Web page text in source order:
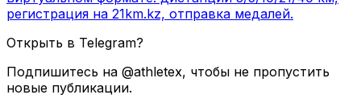
регистрация на 21km.kz, отправка медалей.
Открыть в Telegram?
Подпишитесь на @athletex, чтобы не пропустить
новые публикации.